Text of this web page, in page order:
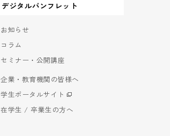
デジタルパンフレット
お知らせ
コラム
セミナー・公開講座
企業・教育機関の皆様へ
学生ポータルサイト
在学生 / 卒業生の方へ